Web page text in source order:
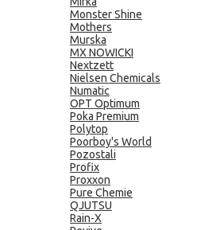
Monster Shine
Mothers
Murska
MX NOWICKI
Nextzett
Nielsen Chemicals
Numatic
OPT Optimum
Poka Premium
Polytop
Poorboy's World
Pozostali
Profix
Proxxon
Pure Chemie
QJUTSU
Rain-X